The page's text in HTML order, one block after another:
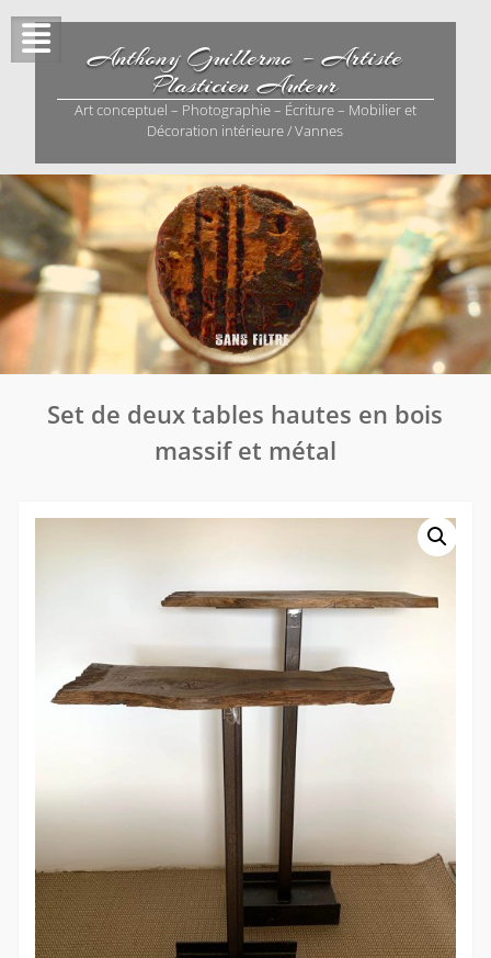
content
Anthony Guillermo – Artiste
Plasticien Auteur
Art conceptuel – Photographie – Écriture – Mobilier et
Décoration intérieure / Vannes
Set de deux tables hautes en bois
massif et métal